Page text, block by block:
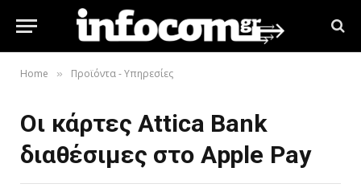
Home » Προϊόντα - Υπηρεσίες
Οι κάρτες Attica Bank
διαθέσιμες στο Apple Pay